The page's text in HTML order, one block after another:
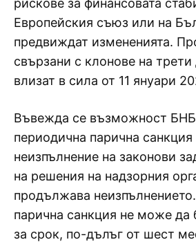
рискове за финансовата
Европейския съюз или на
предвиждат измененията.
свързани с клонове на
влизат в сила от 11 януари
Въвежда се възможност БНБ
периодична парична санкция
неизпълнение на законови
на решения на надзорния
продължава
парична санкция не може да
за срок, по-дълъг от шест